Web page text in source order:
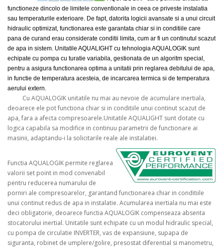
functioneze dincolo de limitele conventionale in ceea ce priveste instalatia
sau temperaturile exterioare. De fapt, datorita logicii avansate si a unui circuit
hidraulic optimizat, functionarea este garantata chiar si in conditiile care
pana de curand erau considerate conditii limita, cum ar fi un continutul scazut
de apa in sistem. Unitatile AQUALIGHT cu tehnologia AQUALOGIK sunt
echipate cu pompa cu turatie variabila, gestionata de un algoritm special,
pentru a asigura functionarea optima a unitatii prin reglarea debitului de apa,
in functie de temperatura acesteia, de incarcarea termica si de temperatura
aerului extern.
Cu AQUALOGIK unitatile nu mai au nevoie de acumulare inertiala,
deoarece ele pot functiona chiar si in conditiile unui continut scazut de
apa, fara a afecta compresoarele.Unitatile AQUALIGHT sunt dotate cu
logica capabila sa modifice in continuu parametrii de functionare ai
masinii, adaptandu-i la solicitarile reale ale instalatiei.
Functia AQUALOGIK permite reglarea
valorii set point in mod convenabil
pentru reducerea numarului de
porniri ale compresoarelor, garantand functionarea chiar in conditiile
unui continut redus de apa in instalatie. Acumularea inertiala nu mai este
deci obligatorie, deoarece functia AQUALOGIK compenseaza absenta
stocatorului inertial. Unitatile sunt echipate cu un modul hidraulic special,
cu pompa de circulatie INVERTER, vas de expansiune, supapa de
siguranta, robinet de umplere/golire, presostat diferential si manometru,